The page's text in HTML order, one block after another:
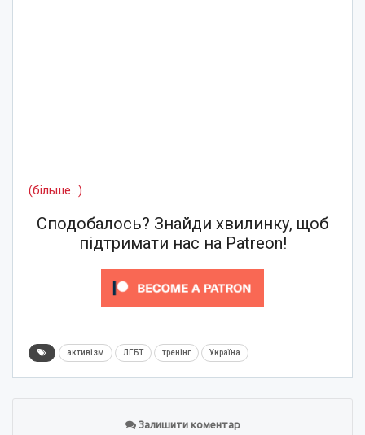
(більше…)
Сподобалось? Знайди хвилинку, щоб
підтримати нас на Patreon!
активізм ЛГБТ тренінг Україна
Залишити коментар